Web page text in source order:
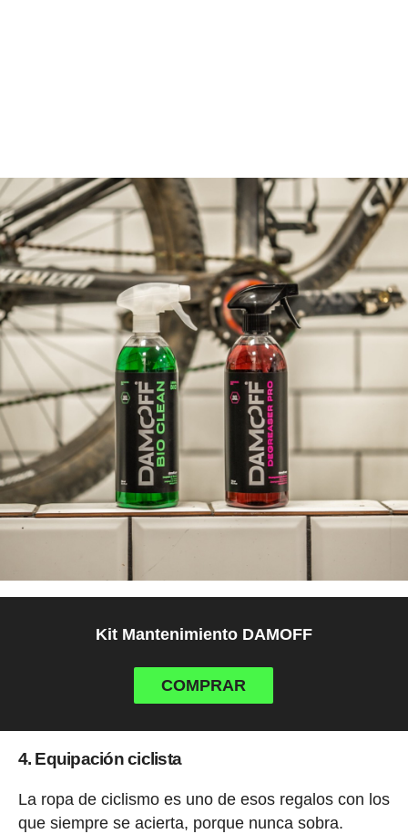
Kit Mantenimiento DAMOFF
COMPRAR
4. Equipación ciclista
La ropa de ciclismo es uno de esos regalos con los
que siempre se acierta, porque nunca sobra.